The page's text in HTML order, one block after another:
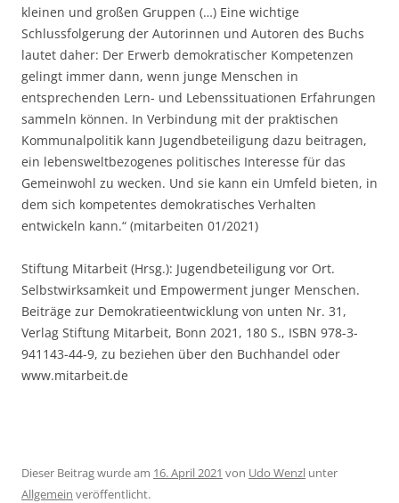
kleinen und großen Gruppen (…) Eine wichtige
Schlussfolgerung der Autorinnen und Autoren des Buchs
lautet daher: Der Erwerb demokratischer Kompetenzen
gelingt immer dann, wenn junge Menschen in
entsprechenden Lern- und Lebenssituationen Erfahrungen
sammeln können. In Verbindung mit der praktischen
Kommunalpolitik kann Jugendbeteiligung dazu beitragen,
ein lebensweltbezogenes politisches Interesse für das
Gemeinwohl zu wecken. Und sie kann ein Umfeld bieten, in
dem sich kompetentes demokratisches Verhalten
entwickeln kann.“ (mitarbeiten 01/2021)
Stiftung Mitarbeit (Hrsg.): Jugendbeteiligung vor Ort.
Selbstwirksamkeit und Empowerment junger Menschen.
Beiträge zur Demokratieentwicklung von unten Nr. 31,
Verlag Stiftung Mitarbeit, Bonn 2021, 180 S., ISBN 978-3-
941143-44-9, zu beziehen über den Buchhandel oder
www.mitarbeit.de
Dieser Beitrag wurde am 16. April 2021 von Udo Wenzl unter
Allgemein veröffentlicht.